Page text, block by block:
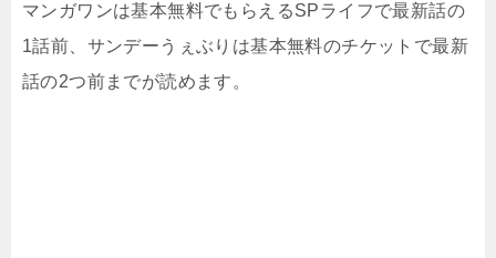
マンガワンは基本無料でもらえるSPライフで最新話の
1話前、サンデーうぇぶりは基本無料のチケットで最新
話の2つ前までが読めます。